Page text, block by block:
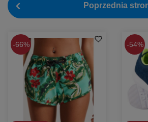
Poprzednia
66% 54%